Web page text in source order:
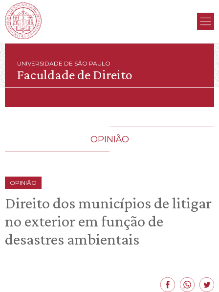
UNIVERSIDADE DE SÃO PAULO
Faculdade de Direito
OPINIÃO
OPINIÃO
Direito dos municípios de litigar
no exterior em função de
desastres ambientais